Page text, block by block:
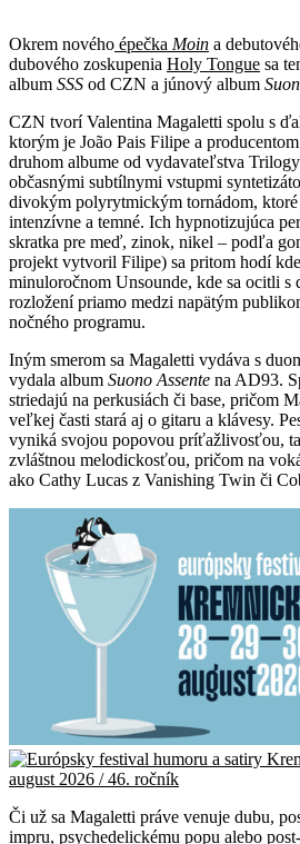
Okrem nového épečka Moin a
dubového zoskupenia Holy Tongue sa
album SSS od CZN a júnový album
CZN tvorí Valentina Magaletti spolu s
ktorým je João Pais Filipe a
druhom albume od vydavateľstva
občasnými subtílnymi vstupmi
divokým polyrytmickým tornádom, ktoré
intenzívne a temné. Ich hypnotizujúca
skratka pre meď, zinok, nikel – podľa
projekt vytvoril Filipe) sa pritom hodí
minuloročnom Unsounde, kde sa ocitli s
rozložení priamo medzi napätým
nočného programu.
Iným smerom sa Magaletti vydáva s
vydala album Suono Assente na AD93.
striedajú na perkusiách či base, pričom
veľkej časti stará aj o gitaru a klávesy.
vyniká svojou popovou príťažlivosťou,
zvláštnou melodickosťou, pričom na
ako Cathy Lucas z Vanishing Twin či
Či už sa Magaletti práve venuje dubu,
impru, psychedelickému popu alebo